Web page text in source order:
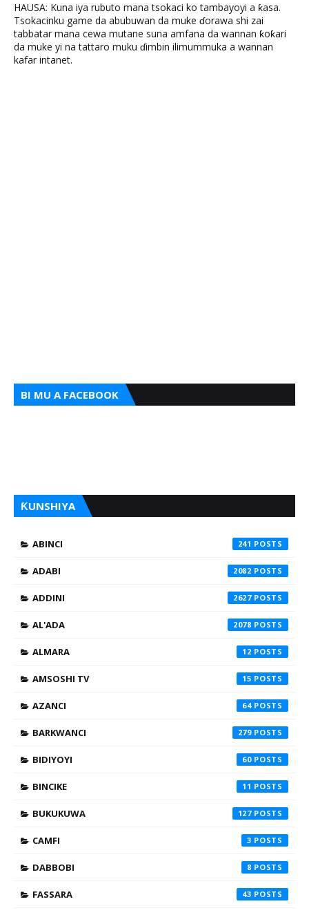
HAUSA: Kuna iya rubuto mana tsokaci ko tambayoyi a ƙasa.
Tsokacinku game da abubuwan da muke ɗorawa shi zai
tabbatar mana cewa mutane suna amfana da wannan ƙoƙari
da muke yi na tattaro muku ɗimbin ilimummuka a wannan
kafar intanet.
BI MU A FACEBOOK
ƘUNSHIYA
ABINCI 241
ADABI 2082
ADDINI 2627
AL'ADA 2078
ALMARA 12
AMSOSHI TV 15
AZANCI 64
BARKWANCI 279
BIDIYOYI 60
BINCIKE 11
BUKUKUWA 127
CAMFI 3
DABBOBI 8
FASSARA 43